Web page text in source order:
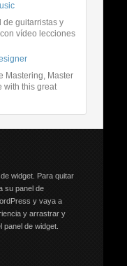
de guitarristas y
vídeo lecciones
Mastering, Master
with this great
widget. Para quitar
su panel de
y vaya a
y arrastrar y
panel de widget.